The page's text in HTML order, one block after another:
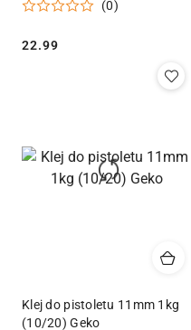
(0)
Cena:
22.99
Klej do pistoletu 11mm 1kg
(10/20) Geko